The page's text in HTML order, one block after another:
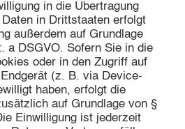
in die Übertragung
in Drittstaaten erfolgt
außerdem auf Grundlage
a DSGVO. Sofern Sie in die
oder in den Zugriff auf
(z. B. via Device-
haben, erfolgt die
auf Grundlage von §
Einwilligung ist jederzeit